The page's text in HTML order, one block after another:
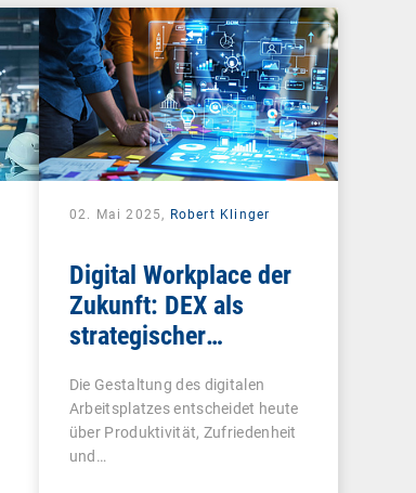
02. Mai 2025, Robert Klinger
Digital Workplace der
Zukunft: DEX als
strategischer
Unternehmen
Die Gestaltung des digitalen
Arbeitsplatzes entscheidet heute
über Produktivität, Zufriedenheit
und…